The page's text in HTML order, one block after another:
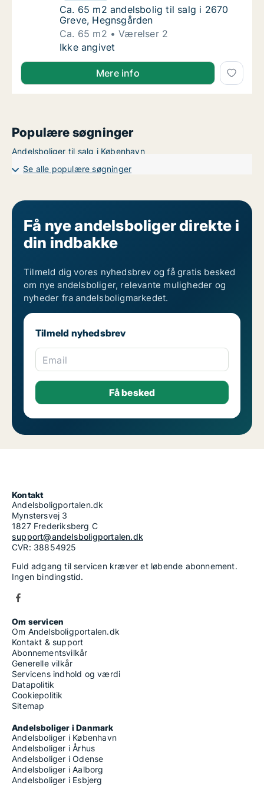
Ca. 65 m2 andelsbolig til salg i 2670 Greve,
Ca. 65 m2 andelsbolig til salg i 2670
Greve, Hegnsgården
Ca. 65 m2
Værelser 2
Ca. 65 m2 andelsbolig til salg i 2670 Greve,
Ikke angivet
Mere info
Populære søgninger
Andelsboliger til salg i København
Se alle populære søgninger
Få nye andelsboliger direkte i
din indbakke
Tilmeld dig vores nyhedsbrev og få gratis besked
om nye andelsboliger, relevante muligheder og
nyheder fra andelsboligmarkedet.
Tilmeld nyhedsbrev
Email
Kontakt
Andelsboligportalen.dk
Mynstersvej 3
1827 Frederiksberg C
support@andelsboligportalen.dk
CVR: 38854925
Fuld adgang til servicen kræver et løbende abonnement.
Ingen bindingstid.
Om servicen
Om Andelsboligportalen.dk
Kontakt & support
Abonnementsvilkår
Generelle vilkår
Servicens indhold og værdi
Datapolitik
Cookiepolitik
Sitemap
Andelsboliger i Danmark
Andelsboliger i København
Andelsboliger i Århus
Andelsboliger i Odense
Andelsboliger i Aalborg
Andelsboliger i Esbjerg